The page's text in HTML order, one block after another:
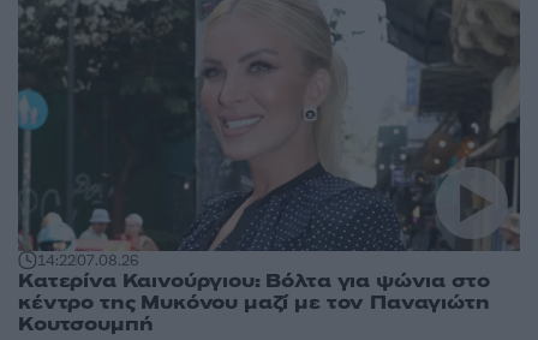
14:2207.08.26
Κατερίνα Καινούργιου: Βόλτα για ψώνια στο
κέντρο της Μυκόνου μαζί με τον Παναγιώτη
Κουτσουμπή